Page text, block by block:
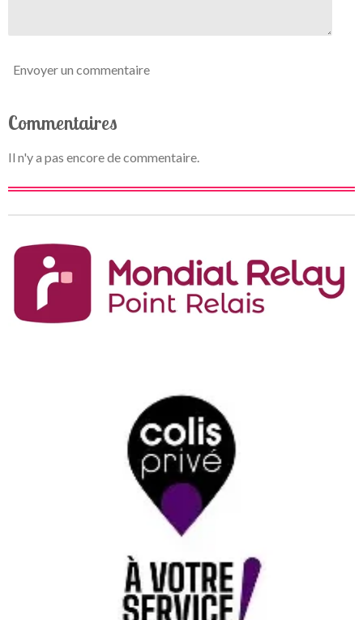
Envoyer un commentaire
Commentaires
Il n'y a pas encore de commentaire.